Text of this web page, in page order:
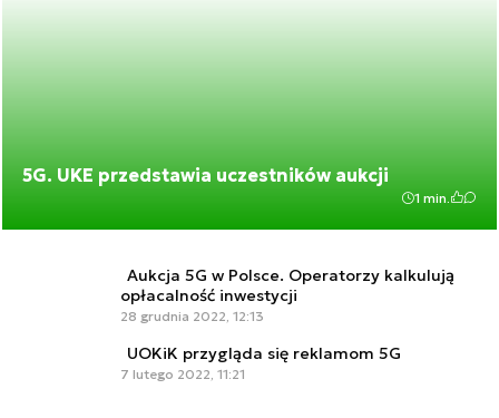
5G. UKE przedstawia uczestników aukcji
1 min.
Aukcja 5G w Polsce. Operatorzy kalkulują
opłacalność inwestycji
28 grudnia 2022, 12:13
UOKiK przygląda się reklamom 5G
7 lutego 2022, 11:21